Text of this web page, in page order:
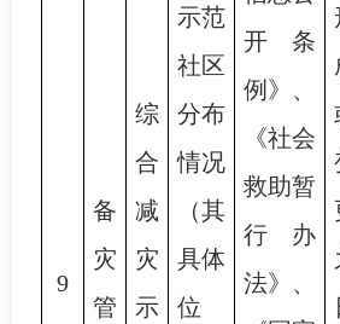
9
备
灾
管
综
合
减
灾
示
示范
社区
分布
情况
（其
具体
位
开条
例》、
《社会
救助暂
行办
法》、